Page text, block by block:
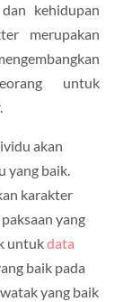
kehidupan
merupakan
untuk
akan
yang baik.
karakter
yang
untukdata
baik pada
yang baik